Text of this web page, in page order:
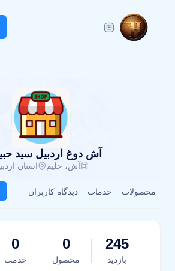
آش دوغ اردبیل سید
آش، حلیم استان
محصولات خدمات دیدگاه کاربران
245
بازدید
0
محصول
0
خدمت